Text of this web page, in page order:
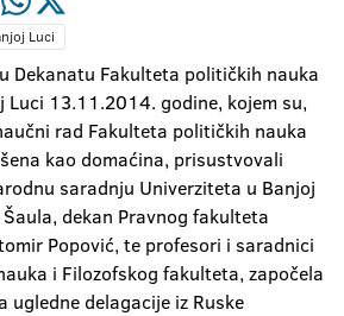
Luci
Dekanatu Fakulteta političkih nauka
Luci 13.11.2014. godine, kojem su,
rad Fakulteta političkih nauka
kao domaćina, prisustvovali
saradnju Univerziteta u Banjoj
dekan Pravnog fakulteta
Popović, te profesori i saradnici
i Filozofskog fakulteta, započela
ugledne delagacije iz Ruske